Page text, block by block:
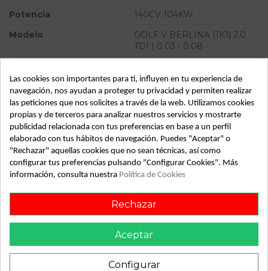
Potencia
140CV 104KW
Modelo
GOLF V BERLINA (1K1) 2.0
TDI | 0.03 - 0.08
Almacén
49349
SubAlmacén
368
SubSubAlmacén
100029365
ID: 811783
Fecha disponible:
2022-04-25
Recambio de piloto porton derecho para volkswagen golf v
berlina (1k1) 2.0 tdi | 0.03 - 0.08 2.0 tdi | 0.03 - 0.08
referencia OEM IAM
Las cookies son importantes para ti, influyen en tu experiencia de
navegación, nos ayudan a proteger tu privacidad y permiten realizar
las peticiones que nos solicites a través de la web. Utilizamos cookies
propias y de terceros para analizar nuestros servicios y mostrarte
publicidad relacionada con tus preferencias en base a un perfil
elaborado con tus hábitos de navegación. Puedes "Aceptar" o
"Rechazar" aquellas cookies que no sean técnicas, así como
configurar tus preferencias pulsando "Configurar Cookies". Más
información, consulta nuestra Política de Cookies
Rechazar
Aceptar
Configurar